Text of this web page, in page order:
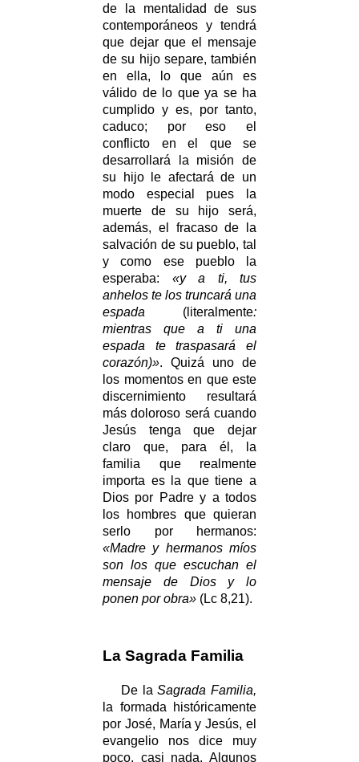
de la mentalidad de sus
contemporáneos y tendrá
que dejar que el mensaje
de su hijo separe, también
en ella, lo que aún es
válido de lo que ya se ha
cumplido y es, por tanto,
caduco; por eso el
conflicto en el que se
desarrollará la misión de
su hijo le afectará de un
modo especial pues la
muerte de su hijo será,
además, el fracaso de la
salvación de su pueblo, tal
y como ese pueblo la
esperaba: «y a ti, tus
anhelos te los truncará una
espada (literalmente:
mientras que a ti una
espada te traspasará el
corazón)». Quizá uno de
los momentos en que este
discernimiento resultará
más doloroso será cuando
Jesús tenga que dejar
claro que, para él, la
familia que realmente
importa es la que tiene a
Dios por Padre y a todos
los hombres que quieran
serlo por hermanos:
«Madre y hermanos míos
son los que escuchan el
mensaje de Dios y lo
ponen por obra» (Lc 8,21).
La Sagrada Familia
De laSagrada Familia,
la formada históricamente
por José, María y Jesús, el
evangelio nos dice muy
poco, casi nada. Algunos